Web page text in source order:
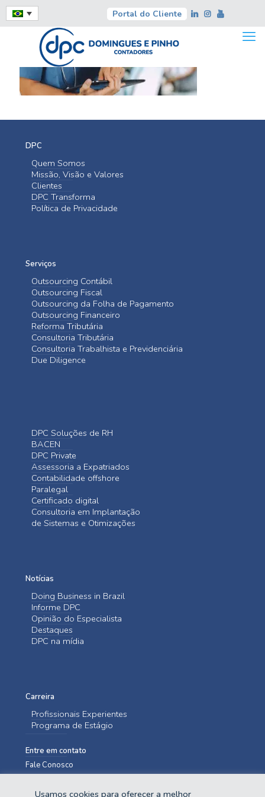
Portal do Cliente
DPC
Quem Somos
Missão, Visão e Valores
Clientes
DPC Transforma
Política de Privacidade
Serviços
Outsourcing Contábil
Outsourcing Fiscal
Outsourcing da Folha de Pagamento
Outsourcing Financeiro
Reforma Tributária
Consultoria Tributária
Consultoria Trabalhista e Previdenciária
Due Diligence
DPC Soluções de RH
BACEN
DPC Private
Assessoria a Expatriados
Contabilidade offshore
Paralegal
Certificado digital
Consultoria em Implantação
de Sistemas e Otimizações
Notícias
Doing Business in Brazil
Informe DPC
Opinião do Especialista
Destaques
DPC na mídia
Carreira
Profissionais Experientes
Programa de Estágio
Entre em contato
Fale Conosco
Usamos cookies para oferecer a melhor